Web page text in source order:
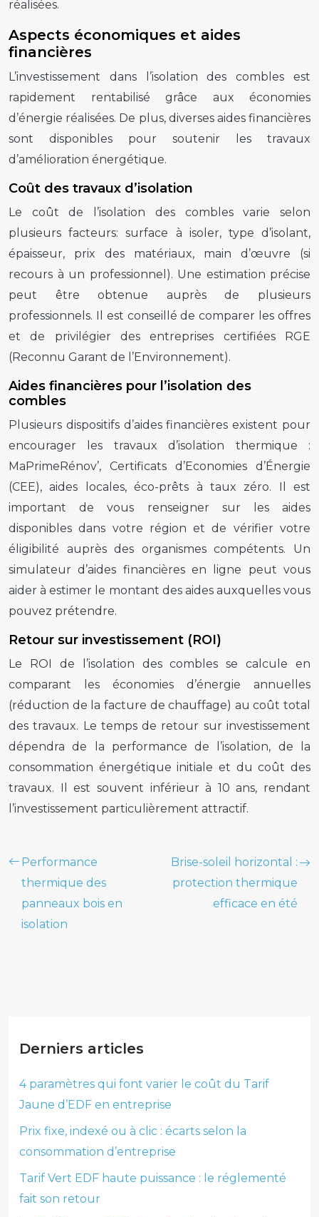
réalisées.
Aspects économiques et aides
financières
L’investissement dans l’isolation des combles est
rapidement rentabilisé grâce aux économies
d’énergie réalisées. De plus, diverses aides financières
sont disponibles pour soutenir les travaux
d’amélioration énergétique.
Coût des travaux d’isolation
Le coût de l’isolation des combles varie selon
plusieurs facteurs: surface à isoler, type d’isolant,
épaisseur, prix des matériaux, main d’œuvre (si
recours à un professionnel). Une estimation précise
peut être obtenue auprès de plusieurs
professionnels. Il est conseillé de comparer les offres
et de privilégier des entreprises certifiées RGE
(Reconnu Garant de l’Environnement).
Aides financières pour l’isolation des
combles
Plusieurs dispositifs d’aides financières existent pour
encourager les travaux d’isolation thermique :
MaPrimeRénov’, Certificats d’Economies d’Énergie
(CEE), aides locales, éco-prêts à taux zéro. Il est
important de vous renseigner sur les aides
disponibles dans votre région et de vérifier votre
éligibilité auprès des organismes compétents. Un
simulateur d’aides financières en ligne peut vous
aider à estimer le montant des aides auxquelles vous
pouvez prétendre.
Retour sur investissement (ROI)
Le ROI de l’isolation des combles se calcule en
comparant les économies d’énergie annuelles
(réduction de la facture de chauffage) au coût total
des travaux. Le temps de retour sur investissement
dépendra de la performance de l’isolation, de la
consommation énergétique initiale et du coût des
travaux. Il est souvent inférieur à 10 ans, rendant
l’investissement particulièrement attractif.
Performance
thermique des
panneaux bois en
isolation
Brise-soleil horizontal :
protection thermique
efficace en été
Derniers articles
4 paramètres qui font varier le coût du Tarif
Jaune d’EDF en entreprise
Prix fixe, indexé ou à clic : écarts selon la
consommation d’entreprise
Tarif Vert EDF haute puissance : le réglementé
fait son retour